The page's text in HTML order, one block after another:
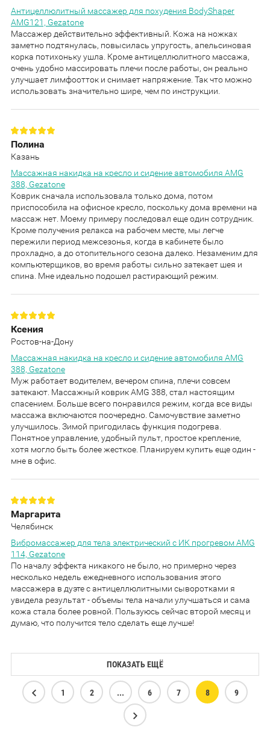
Антицеллюлитный массажер для похудения BodyShaper
AMG121, Gezatone
Массажер действительно эффективный. Кожа на ножках
заметно подтянулась, повысилась упругость, апельсиновая
корка потихоньку ушла. Кроме антицеллюлитного массажа,
очень удобно массировать плечи после работы, он реально
улучшает лимфоотток и снимает напряжение. Так что можно
использовать значительно шире, чем по инструкции.
Полина
Казань
Массажная накидка на кресло и сидение автомобиля AMG
388, Gezatone
Коврик сначала использовала только дома, потом
приспособила на офисное кресло, поскольку дома времени на
массаж нет. Моему примеру последовал еще один сотрудник.
Кроме получения релакса на рабочем месте, мы легче
пережили период межсезонья, когда в кабинете было
прохладно, а до отопительного сезона далеко. Незаменим для
компьютерщиков, во время работы сильно затекает шея и
спина. Мне идеально подошел растирающий режим.
Ксения
Ростов-на-Дону
Массажная накидка на кресло и сидение автомобиля AMG
388, Gezatone
Муж работает водителем, вечером спина, плечи совсем
затекают. Массажный коврик AMG 388, стал настоящим
спасением. Больше всего понравился режим, когда все виды
массажа включаются поочередно. Самочувствие заметно
улучшилось. Зимой пригодилась функция подогрева.
Понятное управление, удобный пульт, простое крепление,
хотя могло быть более жесткое. Планируем купить еще один -
мне в офис.
Маргарита
Челябинск
Вибромассажер для тела электрический с ИК прогревом AMG
114, Gezatone
По началу эффекта никакого не было, но примерно через
несколько недель ежедневного использования этого
массажера в дуэте с антицеллюлитными сыворотками я
увидела результат - объемы тела начали улучшаться и сама
кожа стала более ровной. Пользуюсь сейчас второй месяц и
думаю, что получится тело сделать еще лучше!
ПОКАЗАТЬ ЕЩЁ
1 2 ... 6 7 8 9